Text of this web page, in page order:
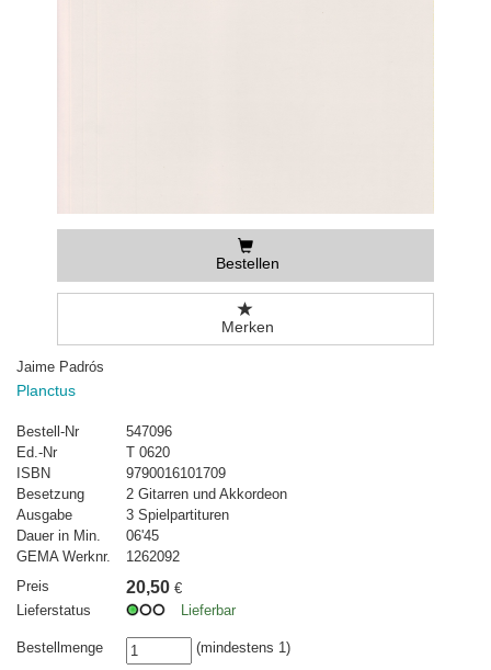
Bestellen
Merken
Jaime Padrós
Planctus
Bestell-Nr
547096
Ed.-Nr
T 0620
ISBN
9790016101709
Besetzung
2 Gitarren und Akkordeon
Ausgabe
3 Spielpartituren
Dauer in Min.
06'45
GEMA Werknr.
1262092
Preis
20,50 €
Lieferstatus
Lieferbar
Bestellmenge (mindestens 1)